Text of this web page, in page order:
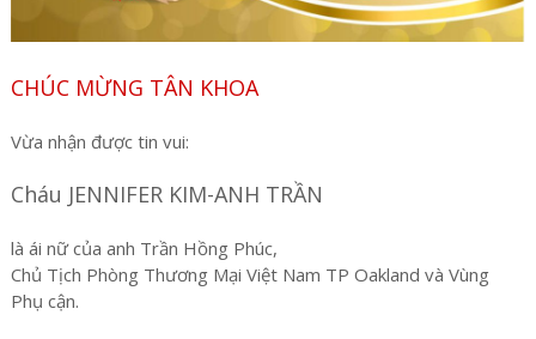
CHÚC MỪNG TÂN KHOA
Vừa nhận được tin vui:
Cháu JENNIFER KIM-ANH TRẦN
là ái nữ của anh Trần Hồng Phúc,
Chủ Tịch Phòng Thương Mại Việt Nam TP Oakland và Vùng
Phụ cận.